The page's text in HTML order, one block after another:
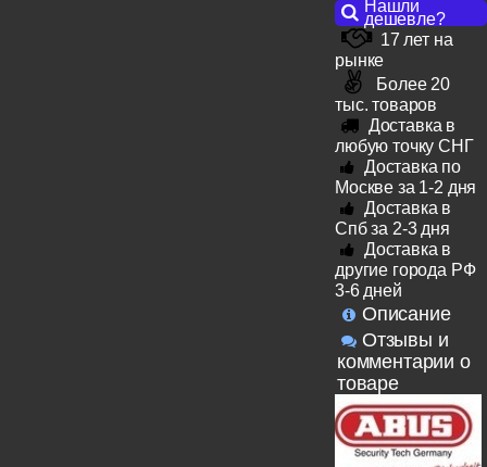
Нашли
дешевле?
17 лет на
рынке
Более 20
тыс. товаров
Доставка в
любую точку СНГ
Доставка по
Москве за 1-2 дня
Доставка в
Спб за 2-3 дня
Доставка в
другие города РФ
3-6 дней
Описание
Отзывы и
комментарии о
товаре